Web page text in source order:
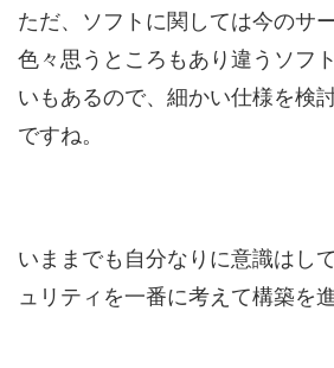
ただ、ソフトに関しては今のサ
色々思うところもあり違うソフ
いもあるので、細かい仕様を検
ですね。
いままでも自分なりに意識はし
ュリティを一番に考えて構築を